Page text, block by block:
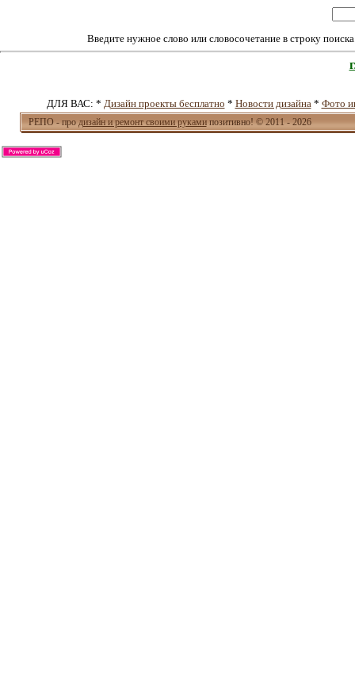
Введите нужное слово или словосочетание в строку
ДЛЯ ВАС: * Дизайн проекты бесплатно * Новости дизайна* Фото
РЕПО - продизайн и ремонт своими рукамипозитивно! © 2011 - 2026